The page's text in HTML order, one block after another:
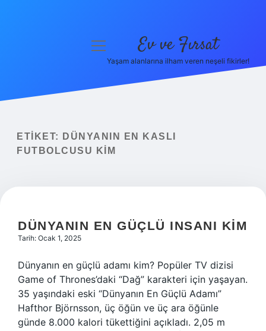
Yasal Uyarı
menüyü
Ev ve Fırsat
Yaşam alanlarına ilham veren neşeli fikirler!
ETIKET:
DÜNYANIN EN KASLI
FUTBOLCUSU KIM
DÜNYANIN EN GÜÇLÜ INSANI KIM
Tarih: Ocak 1, 2025
Dünyanın en güçlü adamı kim? Popüler TV dizisi
Game of Thrones’daki “Dağ” karakteri için yaşayan.
35 yaşındaki eski “Dünyanın En Güçlü Adamı”
Hafthor Björnsson, üç öğün ve üç ara öğünle
günde 8.000 kalori tükettiğini açıkladı. 2,05 m